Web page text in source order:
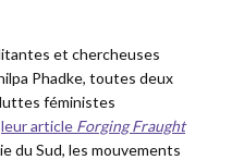
et chercheuses
Phadke, toutes deux
féministes
leur article Forging Fraught
du Sud, les mouvements